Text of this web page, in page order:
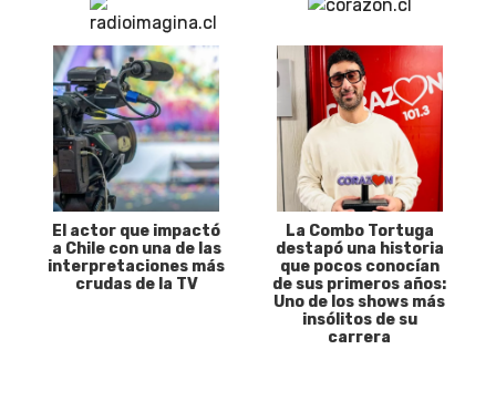
El actor que impactó
a Chile con una de las
interpretaciones más
crudas de la TV
La Combo Tortuga
destapó una historia
que pocos conocían
de sus primeros años:
Uno de los shows más
insólitos de su
carrera